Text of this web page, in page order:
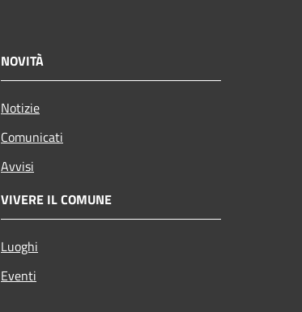
NOVITÀ
Notizie
Comunicati
Avvisi
VIVERE IL COMUNE
Luoghi
Eventi